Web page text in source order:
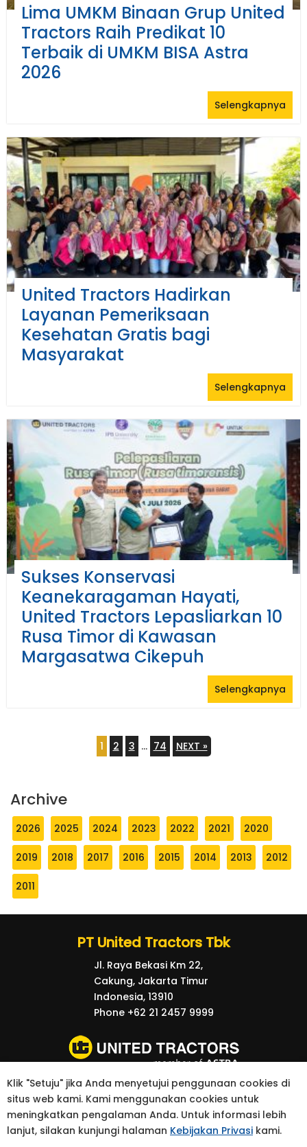
Lima UMKM Binaan Grup United
Tractors Raih Predikat 10
Terbaik di UMKM BISA Astra
2026
Selengkapnya
United Tractors Hadirkan
Layanan Pemeriksaan
Kesehatan Gratis bagi
Masyarakat
Selengkapnya
Sukses Konservasi
Keanekaragaman Hayati,
United Tractors Lepasliarkan 10
Rusa Timor di Kawasan
Margasatwa Cikepuh
Selengkapnya
1 2 3 … 74 NEXT »
Archive
2026 2025 2024 2023 2022 2021 2020
2019 2018 2017 2016 2015 2014 2013 2012
2011
Klik "Setuju" jika Anda menyetujui penggunaan cookies di
situs web kami. Kami menggunakan cookies untuk
meningkatkan pengalaman Anda. Untuk informasi lebih
lanjut, silakan kunjungi halaman Kebijakan Privasi kami.
PT United Tractors Tbk
Jl. Raya Bekasi Km 22,
Cakung, Jakarta Timur
Indonesia, 13910
Phone +62 21 2457 9999
© 2026 United Tractors all right reserved.
kebijakan Privasi Kontak